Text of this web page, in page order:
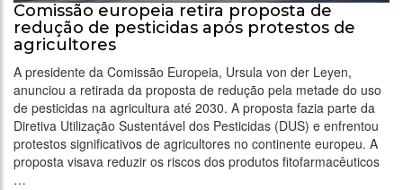
Comissão europeia retira proposta de
redução de pesticidas após protestos de
agricultores
A presidente da Comissão Europeia, Ursula von der Leyen,
anunciou a retirada da proposta de redução pela metade do uso
de pesticidas na agricultura até 2030. A proposta fazia parte da
Diretiva Utilização Sustentável dos Pesticidas (DUS) e enfrentou
protestos significativos de agricultores no continente europeu. A
proposta visava reduzir os riscos dos produtos fitofarmacêuticos
…